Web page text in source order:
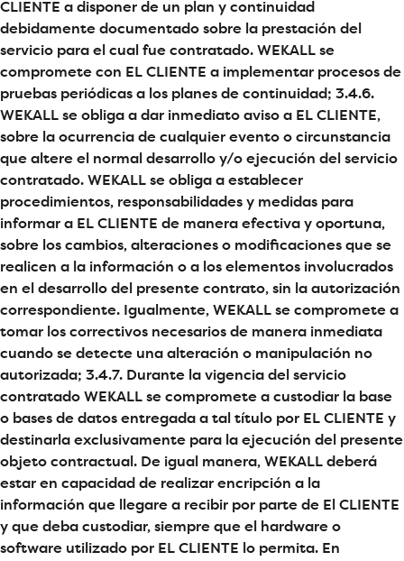
CLIENTE a disponer de un plan y continuidad
debidamente documentado sobre la prestación del
servicio para el cual fue contratado. WEKALL se
compromete con EL CLIENTE a implementar procesos de
pruebas periódicas a los planes de continuidad; 3.4.6.
WEKALL se obliga a dar inmediato aviso a EL CLIENTE,
sobre la ocurrencia de cualquier evento o circunstancia
que altere el normal desarrollo y/o ejecución del servicio
contratado. WEKALL se obliga a establecer
procedimientos, responsabilidades y medidas para
informar a EL CLIENTE de manera efectiva y oportuna,
sobre los cambios, alteraciones o modificaciones que se
realicen a la información o a los elementos involucrados
en el desarrollo del presente contrato, sin la autorización
correspondiente. Igualmente, WEKALL se compromete a
tomar los correctivos necesarios de manera inmediata
cuando se detecte una alteración o manipulación no
autorizada; 3.4.7. Durante la vigencia del servicio
contratado WEKALL se compromete a custodiar la base
o bases de datos entregada a tal título por EL CLIENTE y
destinarla exclusivamente para la ejecución del presente
objeto contractual. De igual manera, WEKALL deberá
estar en capacidad de realizar encripción a la
información que llegare a recibir por parte de El CLIENTE
y que deba custodiar, siempre que el hardware o
software utilizado por EL CLIENTE lo permita. En